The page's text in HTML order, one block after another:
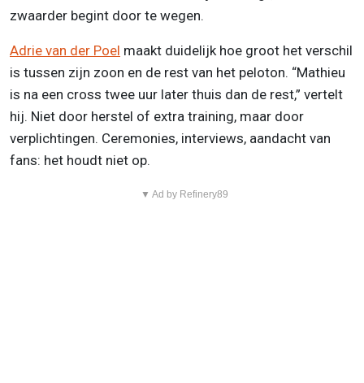
zwaarder begint door te wegen.
Adrie van der Poel maakt duidelijk hoe groot het verschil
is tussen zijn zoon en de rest van het peloton. “Mathieu
is na een cross twee uur later thuis dan de rest,” vertelt
hij. Niet door herstel of extra training, maar door
verplichtingen. Ceremonies, interviews, aandacht van
fans: het houdt niet op.
▼ Ad by Refinery89